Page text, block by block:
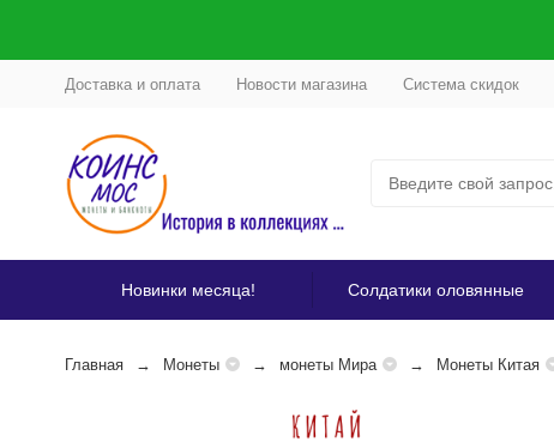
Доставка и оплата Новости магазина Система скидок
Новинки месяца! Солдатики оловянные
Главная Монеты монеты Мира Монеты Китая